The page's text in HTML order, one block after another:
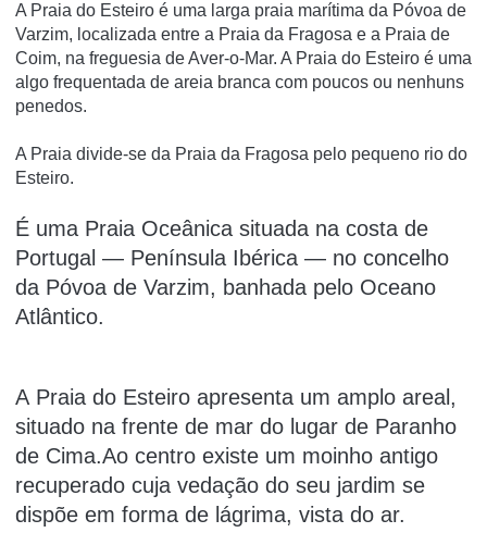
A Praia do Esteiro é uma larga praia marí­tima da Póvoa de
Varzim, localizada entre a Praia da Fragosa e a Praia de
Coim, na freguesia de Aver-o-Mar. A Praia do Esteiro é uma
algo frequentada de areia branca com poucos ou nenhuns
penedos.
A Praia divide-se da Praia da Fragosa pelo pequeno rio do
Esteiro.
É uma Praia Oceânica situada na costa de
Portugal — Península Ibérica — no concelho
da Póvoa de Varzim, banhada pelo Oceano
Atlântico.
A Praia do Esteiro apresenta um amplo areal,
situado na frente de mar do lugar de Paranho
de Cima.Ao centro existe um moinho antigo
recuperado cuja vedação do seu jardim se
dispõe em forma de lágrima, vista do ar.